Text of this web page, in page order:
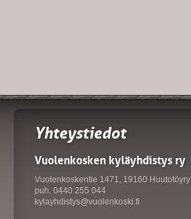
Yhteystiedot
Vuolenkosken kyläyhdistys ry
Vuolenkoskentie 1471, 19160 Huutotöyry
puh. 0440 255 044
kylayhdistys@vuolenkoski.fi